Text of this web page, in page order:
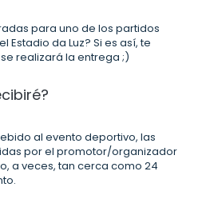
para uno de los partidos
Estadio da Luz? Si es así, te
realizará la entrega ;)
al evento deportivo, las
por el promotor/organizador
a veces, tan cerca como 24